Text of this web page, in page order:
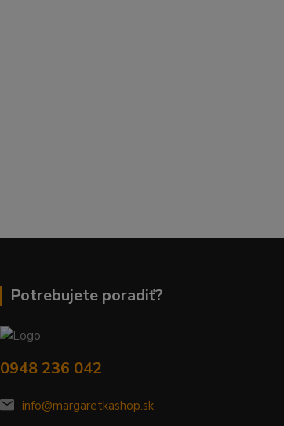
Potrebujete poradiť?
0948 236 042
info@margaretkashop.sk